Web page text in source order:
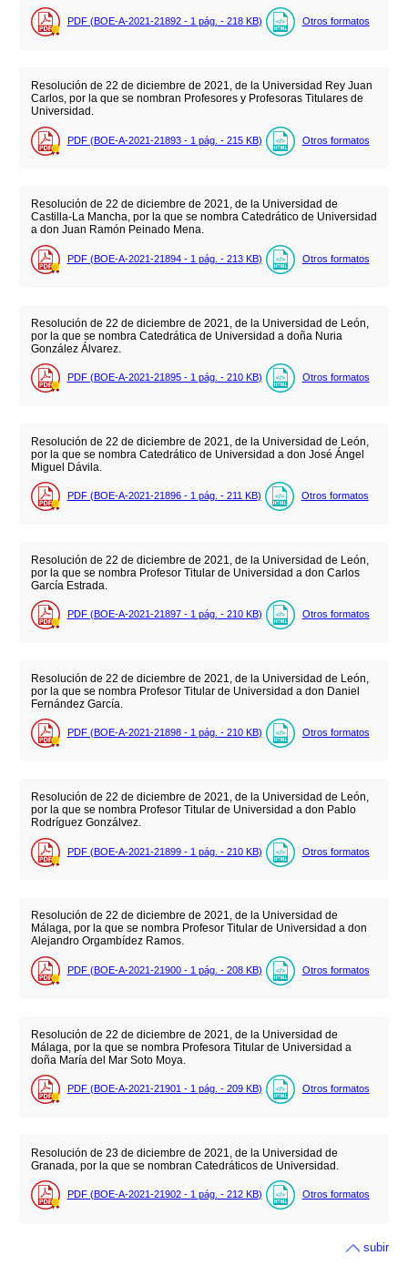
PDF (BOE-A-2021-21892 - 1 pág. - 218 KB) Otros formatos
Resolución de 22 de diciembre de 2021, de la Universidad Rey Juan
Carlos, por la que se nombran Profesores y Profesoras Titulares de
Universidad.
PDF (BOE-A-2021-21893 - 1 pág. - 215 KB) Otros formatos
Resolución de 22 de diciembre de 2021, de la Universidad de
Castilla-La Mancha, por la que se nombra Catedrático de Universidad
a don Juan Ramón Peinado Mena.
PDF (BOE-A-2021-21894 - 1 pág. - 213 KB) Otros formatos
Resolución de 22 de diciembre de 2021, de la Universidad de León,
por la que se nombra Catedrática de Universidad a doña Nuria
González Álvarez.
PDF (BOE-A-2021-21895 - 1 pág. - 210 KB) Otros formatos
Resolución de 22 de diciembre de 2021, de la Universidad de León,
por la que se nombra Catedrático de Universidad a don José Ángel
Miguel Dávila.
PDF (BOE-A-2021-21896 - 1 pág. - 211 KB) Otros formatos
Resolución de 22 de diciembre de 2021, de la Universidad de León,
por la que se nombra Profesor Titular de Universidad a don Carlos
García Estrada.
PDF (BOE-A-2021-21897 - 1 pág. - 210 KB) Otros formatos
Resolución de 22 de diciembre de 2021, de la Universidad de León,
por la que se nombra Profesor Titular de Universidad a don Daniel
Fernández García.
PDF (BOE-A-2021-21898 - 1 pág. - 210 KB) Otros formatos
Resolución de 22 de diciembre de 2021, de la Universidad de León,
por la que se nombra Profesor Titular de Universidad a don Pablo
Rodríguez Gonzálvez.
PDF (BOE-A-2021-21899 - 1 pág. - 210 KB) Otros formatos
Resolución de 22 de diciembre de 2021, de la Universidad de
Málaga, por la que se nombra Profesor Titular de Universidad a don
Alejandro Orgambídez Ramos.
PDF (BOE-A-2021-21900 - 1 pág. - 208 KB) Otros formatos
Resolución de 22 de diciembre de 2021, de la Universidad de
Málaga, por la que se nombra Profesora Titular de Universidad a
doña María del Mar Soto Moya.
PDF (BOE-A-2021-21901 - 1 pág. - 209 KB) Otros formatos
Resolución de 23 de diciembre de 2021, de la Universidad de
Granada, por la que se nombran Catedráticos de Universidad.
PDF (BOE-A-2021-21902 - 1 pág. - 212 KB) Otros formatos
subir